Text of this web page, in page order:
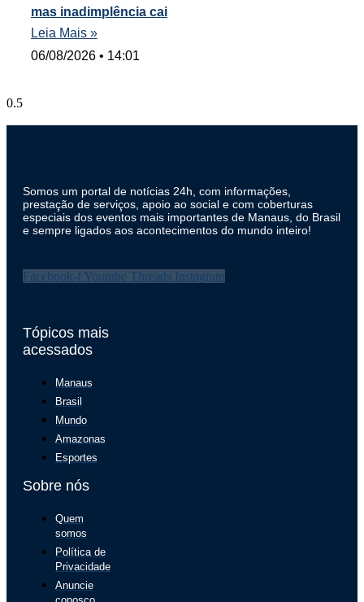
mas inadimplência cai
Leia Mais »
06/08/2026
14:01
Somos um portal de notícias 24h, com informações,
prestação de serviços, apoio ao social e com coberturas
especiais dos eventos mais importantes de Manaus, do Brasil
e sempre ligados aos acontecimentos do mundo inteiro!
Facebook-f Youtube Threads Instagram
Tópicos mais
acessados
Manaus
Brasil
Mundo
Amazonas
Esportes
Sobre nós
Quem
somos
Política de
Privacidade
Anuncie